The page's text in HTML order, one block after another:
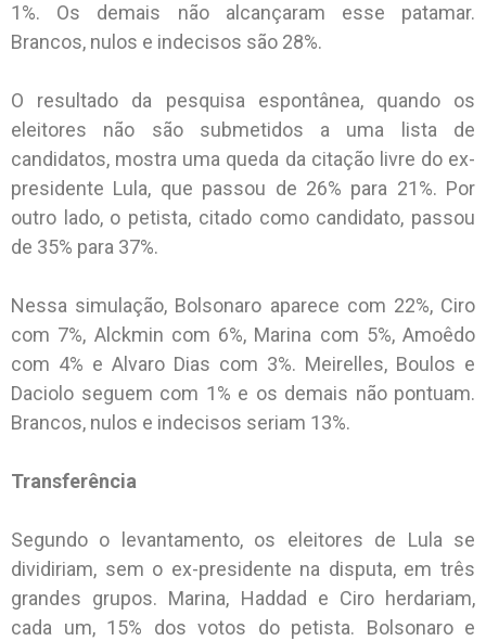
1%. Os demais não alcançaram esse patamar.
Brancos, nulos e indecisos são 28%.
O resultado da pesquisa espontânea, quando os
eleitores não são submetidos a uma lista de
candidatos, mostra uma queda da citação livre do ex-
presidente Lula, que passou de 26% para 21%. Por
outro lado, o petista, citado como candidato, passou
de 35% para 37%.
Nessa simulação, Bolsonaro aparece com 22%, Ciro
com 7%, Alckmin com 6%, Marina com 5%, Amoêdo
com 4% e Alvaro Dias com 3%. Meirelles, Boulos e
Daciolo seguem com 1% e os demais não pontuam.
Brancos, nulos e indecisos seriam 13%.
Transferência
Segundo o levantamento, os eleitores de Lula se
dividiriam, sem o ex-presidente na disputa, em três
grandes grupos. Marina, Haddad e Ciro herdariam,
cada um, 15% dos votos do petista. Bolsonaro e